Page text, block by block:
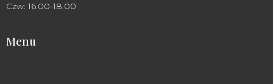
Czw: 16.00-18.00
Menu